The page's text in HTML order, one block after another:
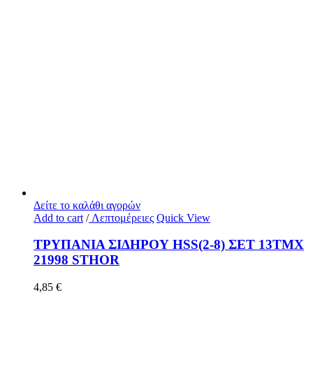
Δείτε το καλάθι αγορών
Add to cart /Λεπτομέρειες Quick View
ΤΡΥΠΑΝΙΑ ΣΙΔΗΡΟΥ HSS(2-8) ΣΕΤ 13ΤΜΧ
21998 STHOR
4,85 €